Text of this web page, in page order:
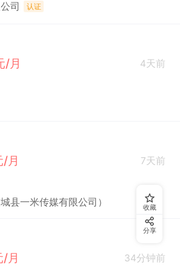
司 认证
/月
4天前
月
7天前
县一米传媒有限公司）
月
34分钟前
收藏
分享